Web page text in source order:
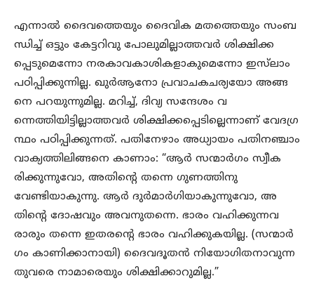
എന്നാൽ ദൈവത്തെയും ദൈവിക മതത്തെയും സംബ
ന്ധിച്ച് ഒട്ടും കേട്ടറിവു പോലുമില്ലാത്തവർ ശിക്ഷിക്ക
പ്പെടുമെന്നോ നരകാവകാശികളാകുമെന്നോ ഇസ്‌ലാം
പഠിപ്പിക്കുന്നില്ല. ഖുർആനോ പ്രവാചകചര്യയോ അങ്ങ
നെ പറയുന്നുമില്ല. മറിച്ച്, ദിവ്യ സന്ദേശം വ
ന്നെത്തിയിട്ടില്ലാത്തവർ ശിക്ഷിക്കപ്പെടില്ലെന്നാണ് വേദഗ്ര
ന്ഥം പഠിപ്പിക്കുന്നത്. പതിനേഴാം അധ്യായം പതിനഞ്ചാം
വാക്യത്തിലിങ്ങനെ കാണാം: “ആർ സന്മാർഗം സ്വീക
രിക്കുന്നുവോ, അതിന്റെ തന്നെ ഗുണത്തിനു
വേണ്ടിയാകുന്നു. ആർ ദുർമാർഗിയാകുന്നുവോ, അ
തിന്റെ ദോഷവും അവനുതന്നെ. ഭാരം വഹിക്കുന്നവ
രാരും തന്നെ ഇതരന്റെ ഭാരം വഹിക്കുകയില്ല. (സന്മാർ
ഗം കാണിക്കാനായി) ദൈവദൂതൻ നിയോഗിതനാവുന്ന
തുവരെ നാമാരെയും ശിക്ഷിക്കാറുമില്ല.”